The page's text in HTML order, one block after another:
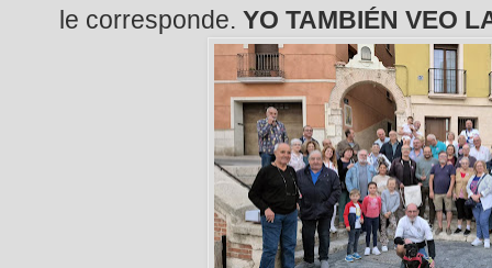
le corresponde. YO TAMBIÉN VEO